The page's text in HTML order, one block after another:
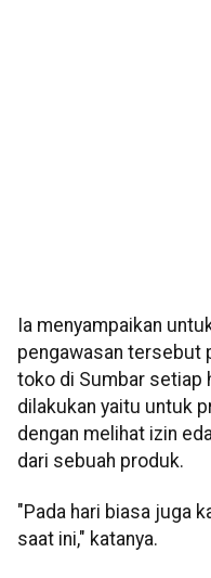
Ia menyampaikan
pengawasan tersebut
toko di Sumbar setiap
dilakukan yaitu untuk
dengan melihat izin
dari sebuah produk.
"Pada hari biasa juga
saat ini," katanya.